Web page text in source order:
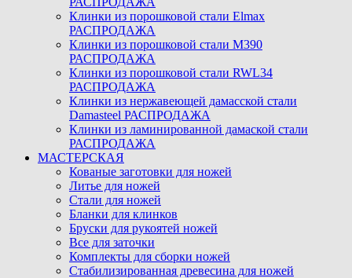
Клинки из порошковой стали Elmax
РАСПРОДАЖА
Клинки из порошковой стали M390
РАСПРОДАЖА
Клинки из порошковой стали RWL34
РАСПРОДАЖА
Клинки из нержавеющей дамасской стали
Damasteel РАСПРОДАЖА
Клинки из ламинированной дамаской стали
РАСПРОДАЖА
МАСТЕРСКАЯ
Кованые заготовки для ножей
Литье для ножей
Стали для ножей
Бланки для клинков
Бруски для рукоятей ножей
Все для заточки
Комплекты для сборки ножей
Стабилизированная древесина для ножей